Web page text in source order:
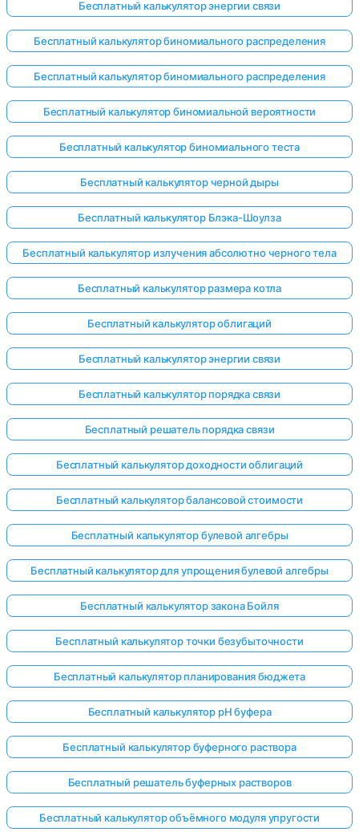
Войдите
здесь!
Бесплатный калькулятор энергии связи
Бесплатный калькулятор биномиального распределения
Бесплатный калькулятор биномиального распределения
Бесплатный калькулятор биномиальной вероятности
Бесплатный калькулятор биномиального теста
Бесплатный калькулятор черной дыры
Бесплатный калькулятор Блэка-Шоулза
Бесплатный калькулятор излучения абсолютно черного тела
Бесплатный калькулятор размера котла
Бесплатный калькулятор облигаций
Бесплатный калькулятор энергии связи
Бесплатный калькулятор порядка связи
Бесплатный решатель порядка связи
Бесплатный калькулятор доходности облигаций
Бесплатный калькулятор балансовой стоимости
Бесплатный калькулятор булевой алгебры
Бесплатный калькулятор для упрощения булевой алгебры
Бесплатный калькулятор закона Бойля
Бесплатный калькулятор точки безубыточности
Бесплатный калькулятор планирования бюджета
Бесплатный калькулятор pH буфера
Бесплатный калькулятор буферного раствора
Бесплатный решатель буферных растворов
Бесплатный калькулятор объёмного модуля упругости